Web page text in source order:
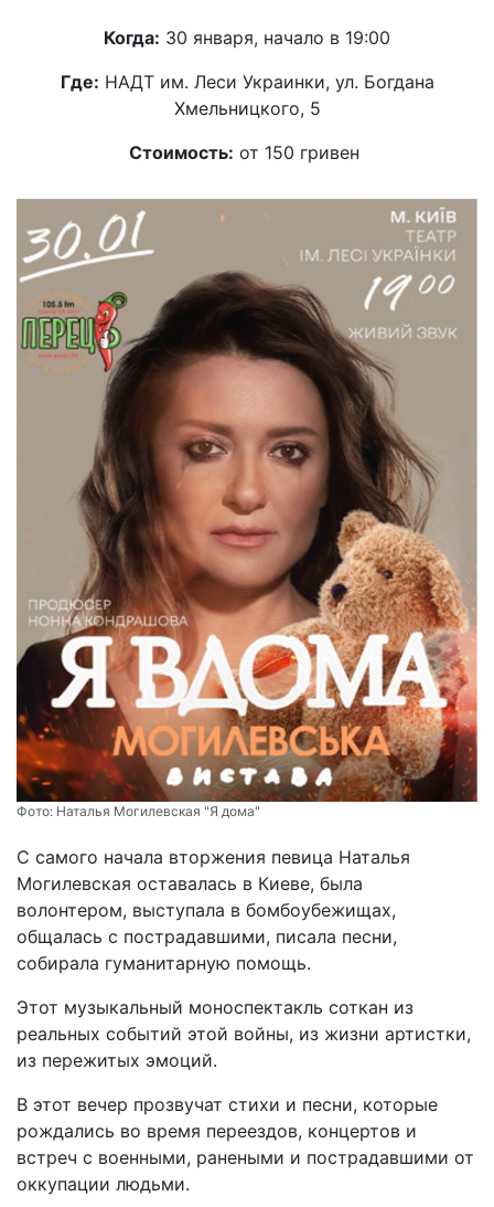
Когда: 30 января, начало в 19:00
Где: НАДТ им. Леси Украинки, ул. Богдана
Хмельницкого, 5
Стоимость: от 150 гривен
Фото: Наталья Могилевская "Я дома"
С самого начала вторжения певица Наталья
Могилевская оставалась в Киеве, была
волонтером, выступала в бомбоубежищах,
общалась с пострадавшими, писала песни,
собирала гуманитарную помощь.
Этот музыкальный моноспектакль соткан из
реальных событий этой войны, из жизни артистки,
из пережитых эмоций.
В этот вечер прозвучат стихи и песни, которые
рождались во время переездов, концертов и
встреч с военными, ранеными и пострадавшими от
оккупации людьми.